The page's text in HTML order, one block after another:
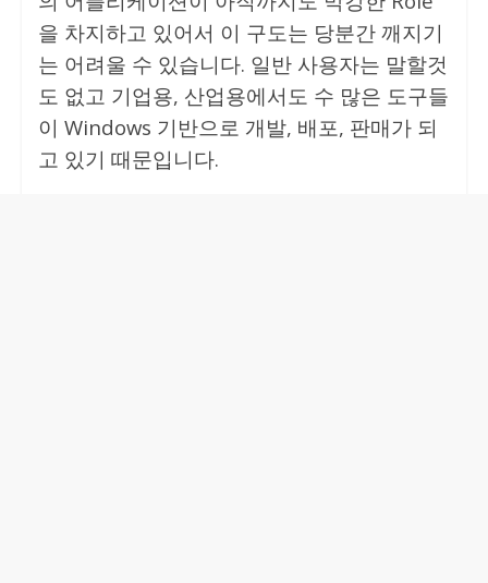
을 차지하고 있어서 이 구도는 당분간 깨지기
는 어려울 수 있습니다. 일반 사용자는 말할것
도 없고 기업용, 산업용에서도 수 많은 도구들
이 Windows 기반으로 개발, 배포, 판매가 되
고 있기 때문입니다.